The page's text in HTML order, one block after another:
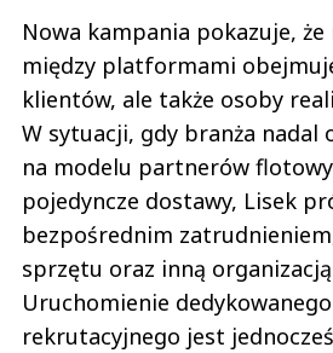
Nowa kampania pokazuje, że
między platformami
klientów, ale także osoby
W sytuacji, gdy branża nadal
na modelu partnerów
pojedyncze dostawy, Lisek
bezpośrednim
sprzętu oraz inną
Uruchomienie
rekrutacyjnego jest